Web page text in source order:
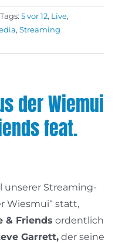
Tags: 5 vor 12, Live,
, Streaming
der Wiemui
feat.
unserer Streaming-
Wiesmui“ statt,
& Friends ordentlich
Garrett, der seine